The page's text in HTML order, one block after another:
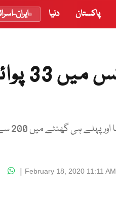
پاکستان دنیا ایران-
اسٹاک
آج جب
February 18, 2020 11:11 AM
|